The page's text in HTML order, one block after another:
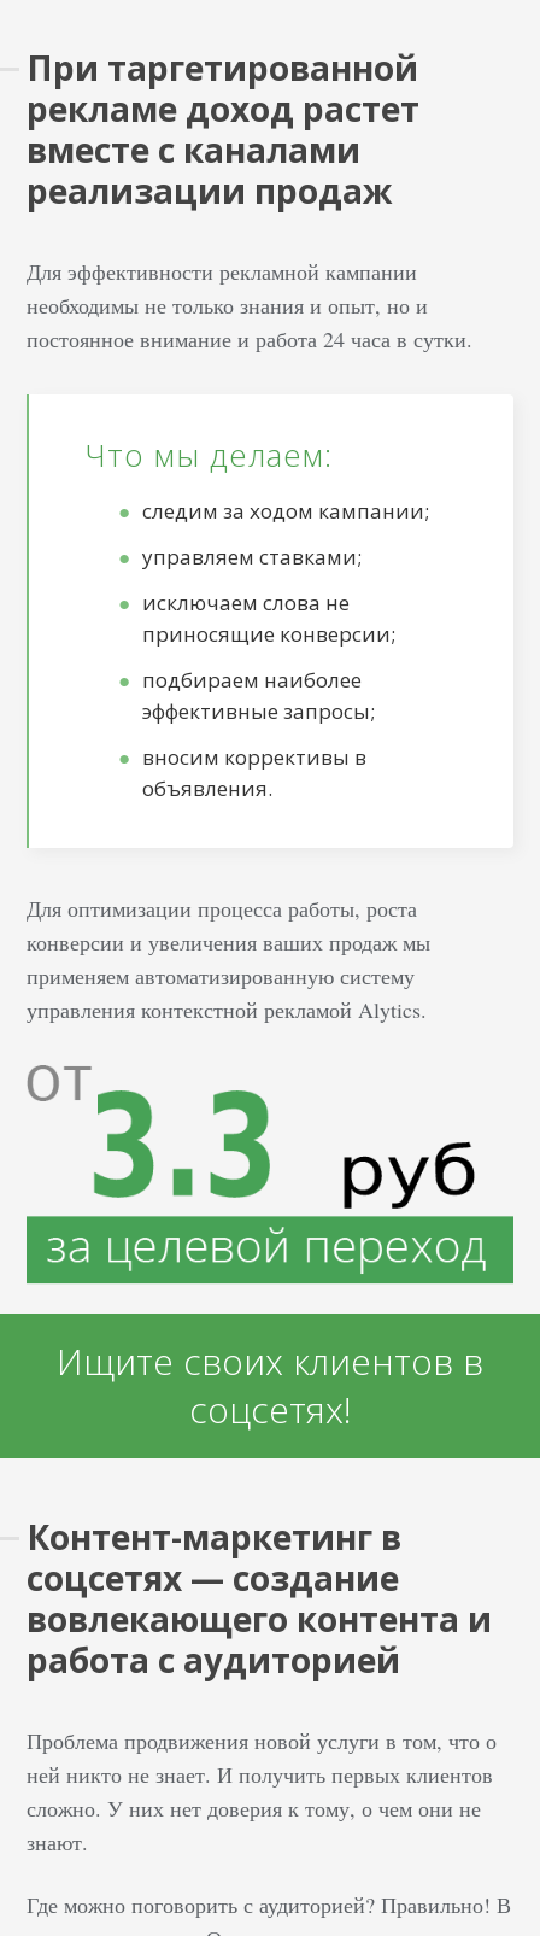
При таргетированной
рекламе доход растет
вместе с каналами
реализации продаж
Для эффективности рекламной кампании
необходимы не только знания и опыт, но и
постоянное внимание и работа 24 часа в сутки.
Что мы делаем:
следим за ходом кампании;
управляем ставками;
исключаем слова не
приносящие конверсии;
подбираем наиболее
эффективные запросы;
вносим коррективы в
объявления.
Для оптимизации процесса работы, роста
конверсии и увеличения ваших продаж мы
применяем автоматизированную систему
управления контекстной рекламой Alytics.
Ищите своих клиентов в
соцсетях!
Контент-маркетинг в
соцсетях — создание
вовлекающего контента и
работа с аудиторией
Проблема продвижения новой услуги в том, что о
ней никто не знает. И получить первых клиентов
сложно. У них нет доверия к тому, о чем они не
знают.
Где можно поговорить с аудиторией? Правильно! В